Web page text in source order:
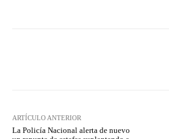
ARTÍCULO ANTERIOR
La Policía Nacional alerta de nuevo